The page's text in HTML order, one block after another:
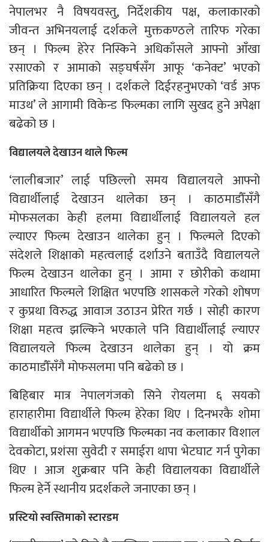
नेपालभर नै विषयवस्तु, निर्देशकीय पक्ष, कलाकारको
जीवन्त अभिनयलाई दर्शकले मुक्तकण्ठले तारिफ गरेका
छन् । फिल्म हेरेर निस्किने अधिकाँसले आफ्नो आँखा
रसाएको र आमाको सङ्घर्षसँग आफू ‘कनेक्ट’ भएको
प्रतिक्रिया दिएका छन् । दर्शकले दिईरहनुभएको ‘वर्ड अफ
माउथ’ ले आगामी विकेन्ड फिल्मका लागि सुखद हुने अपेक्षा
बढेको छ ।
विद्यालयले देखाउन थाले फिल्म
‘लालीबजार’ लाई पछिल्लो समय विद्यालयले आफ्नो
विद्यार्थीलाई देखाउन थालेका छन् । काठमाडौँसँगै
मोफसलका केही हलमा विद्यार्थीलाई विद्यालयले हल
ल्याएर फिल्म देखाउन थालेका हुन् । फिल्मले दिएको
संदेशले शिक्षाको महत्वलाई दर्शाउने बताउँदै विद्यालयले
फिल्म देखाउन थालेका हुन् । आमा र छोरीको कथामा
आधारित फिल्मले शिक्षित भएपछि शासकले गरेको शोषण
र कुप्रथा विरुद्ध आवाज उठाउन प्रेरित गर्छ । सोही कारण
शिक्षा महत्व झल्किने भएकाले पनि विद्यार्थीलाई ल्याएर
विद्यालयले फिल्म देखाउन थालेका हुन् । यो क्रम
काठमाडौँसँगै मोफसलमा पनि बढेको छ ।
बिहिबार मात्र नेपालगंजको सिने रोयलमा ६ सयको
हाराहारीमा विद्यार्थीले फिल्म हेरेका थिए । दिनभरकै शोमा
विद्यार्थीको आगमन भएपछि फिल्मका नव कलाकार विशाल
देवकोटा, प्रशंसा सुवेदी र समाईरा थापा भेटघाट गर्न पुगेका
थिए । आज शुक्रबार पनि केही विद्यालयका विद्यार्थीले
फिल्म हेर्ने स्थानीय प्रदर्शकले जनाएका छन् ।
प्रस्टियो स्वस्तिमाको स्टारडम